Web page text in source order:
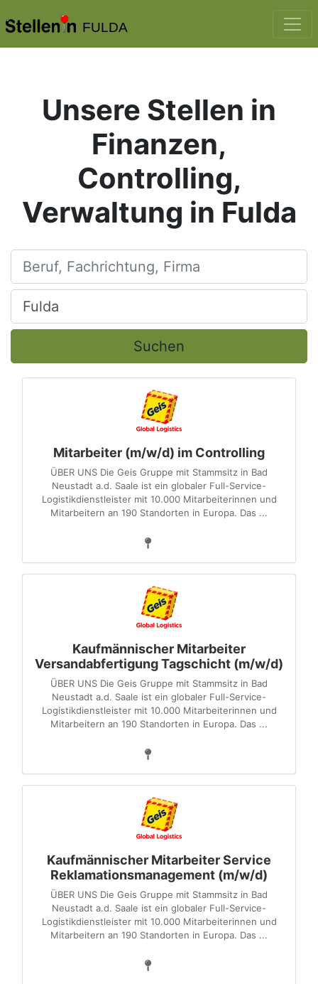
FULDA
Unsere Stellen in
Finanzen,
Controlling,
Verwaltung in Fulda
Beruf, Fachrichtung, Firma
Ort, Stadt
Suchen
Mitarbeiter (m/w/d) im Controlling
ÜBER UNS Die Geis Gruppe mit Stammsitz in Bad
Neustadt a.d. Saale ist ein globaler Full-Service-
Logistikdienstleister mit 10.000 Mitarbeiterinnen und
Mitarbeitern an 190 Standorten in Europa. Das ...
Kaufmännischer Mitarbeiter
Versandabfertigung Tagschicht (m/w/d)
ÜBER UNS Die Geis Gruppe mit Stammsitz in Bad
Neustadt a.d. Saale ist ein globaler Full-Service-
Logistikdienstleister mit 10.000 Mitarbeiterinnen und
Mitarbeitern an 190 Standorten in Europa. Das ...
Kaufmännischer Mitarbeiter Service
Reklamationsmanagement (m/w/d)
ÜBER UNS Die Geis Gruppe mit Stammsitz in Bad
Neustadt a.d. Saale ist ein globaler Full-Service-
Logistikdienstleister mit 10.000 Mitarbeiterinnen und
Mitarbeitern an 190 Standorten in Europa. Das ...